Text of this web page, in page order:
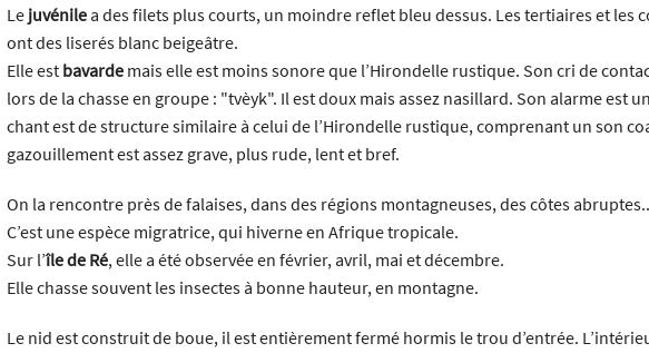
Le juvénile a des filets plus courts, un moindre reflet bleu dessus. Les tertiaires et les
ont des liserés blanc beigeâtre.
Elle est bavarde mais elle est moins sonore que l’Hirondelle rustique. Son cri de
lors de la chasse en groupe : "tvèyk". Il est doux mais assez nasillard. Son alarme est
chant est de structure similaire à celui de l’Hirondelle rustique, comprenant un son
gazouillement est assez grave, plus rude, lent et bref.
On la rencontre près de falaises, dans des régions montagneuses, des côtes
C’est une espèce migratrice, qui hiverne en Afrique tropicale.
Sur l’île de Ré, elle a été observée en février, avril, mai et décembre.
Elle chasse souvent les insectes à bonne hauteur, en montagne.
Le nid est construit de boue, il est entièrement fermé hormis le trou d’entrée.